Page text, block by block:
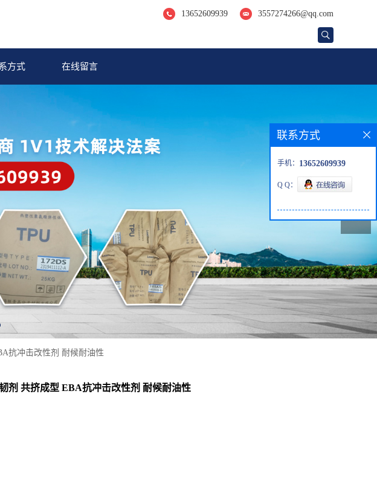
13652609939 3557274266@qq.com
方式 在线留言
抗冲击改性剂 耐候耐油性
剂 共挤成型 EBA抗冲击改性剂 耐候耐油性
联系方式
手机： 13652609939
Q Q：